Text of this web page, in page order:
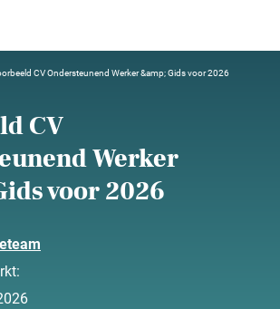
CV Ondersteunend Werker &amp; Gids voor 2026
CV
Werker
voor 2026